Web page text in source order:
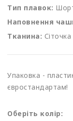
Тип плавок:
Наповнення
Тканина: Сіточка
Упаковка -
євростандартам!
Оберіть колір: